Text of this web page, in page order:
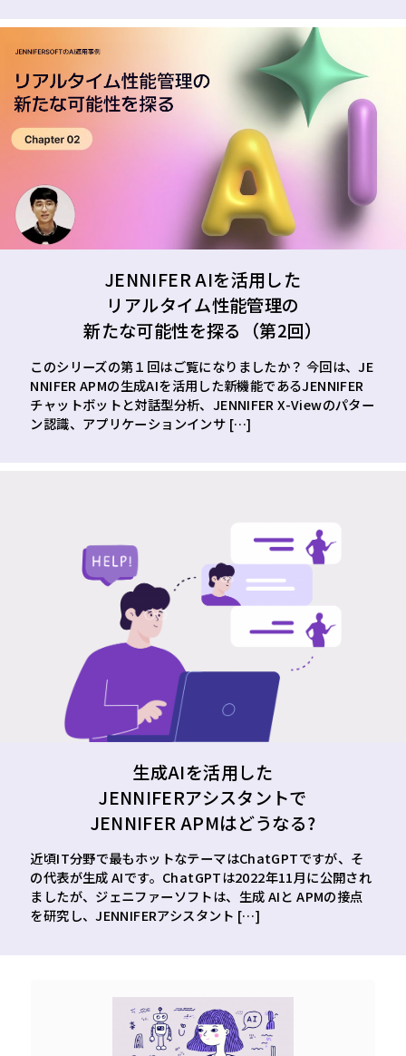
JENNIFER AIを活用した
リアルタイム性能管理の
新たな可能性を探る（第2回）
このシリーズの第１回はご覧になりましたか？ 今回は、JE
NNIFER APMの生成AIを活用した新機能であるJENNIFER
チャットボットと対話型分析、JENNIFER X-Viewのパター
ン認識、アプリケーションインサ […]
生成AIを活用した
JENNIFERアシスタントで
JENNIFER APMはどうなる?
近頃IT分野で最もホットなテーマはChatGPTですが、そ
の代表が生成 AIです。ChatGPTは2022年11月に公開され
ましたが、ジェニファーソフトは、生成 AIと APMの接点
を研究し、JENNIFERアシスタント […]